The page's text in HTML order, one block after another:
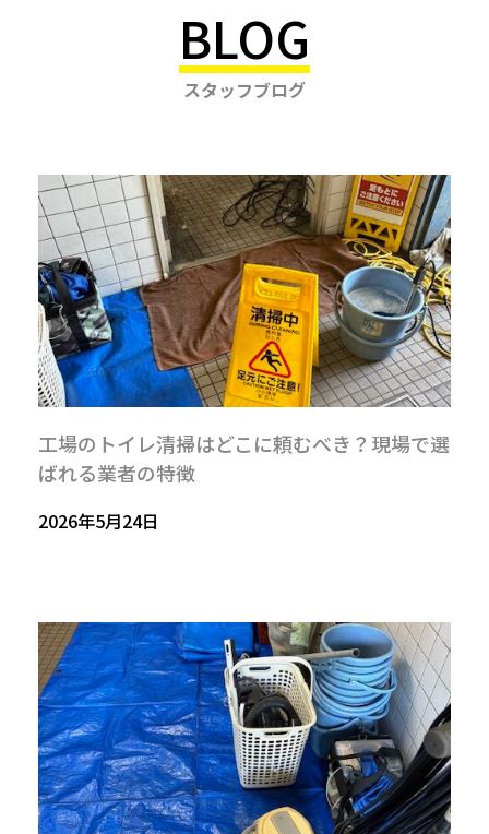
BLOG
スタッフブログ
工場のトイレ清掃はどこに頼むべき？現場で選
ばれる業者の特徴
2026年5月24日